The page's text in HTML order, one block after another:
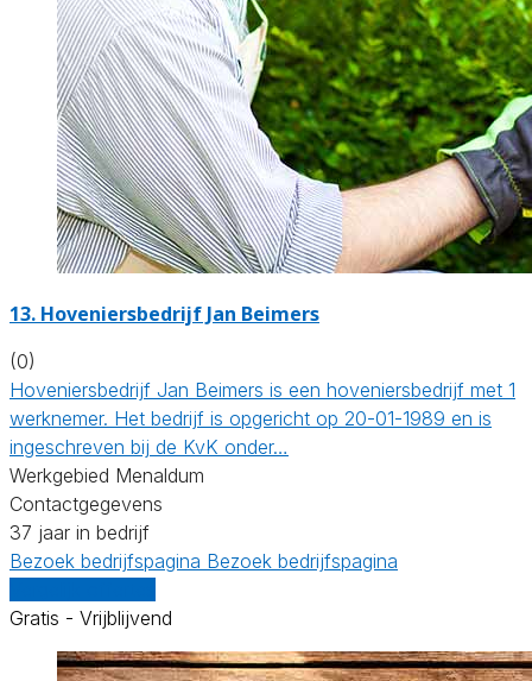
13. Hoveniersbedrijf Jan Beimers
(0)
Hoveniersbedrijf Jan Beimers is een hoveniersbedrijf met 1
werknemer. Het bedrijf is opgericht op 20-01-1989 en is
ingeschreven bij de KvK onder…
Werkgebied Menaldum
Contactgegevens
37 jaar in bedrijf
Bezoek bedrijfspagina Bezoek bedrijfspagina
Gratis - Vrijblijvend